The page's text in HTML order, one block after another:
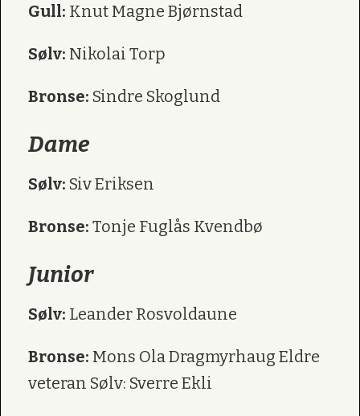
Gull: Knut Magne Bjørnstad
Sølv: Nikolai Torp
Bronse: Sindre Skoglund
Dame
Sølv: Siv Eriksen
Bronse: Tonje Fuglås Kvendbø
Junior
Sølv: Leander Rosvoldaune
Bronse: Mons Ola Dragmyrhaug Eldre
veteran Sølv: Sverre Ekli